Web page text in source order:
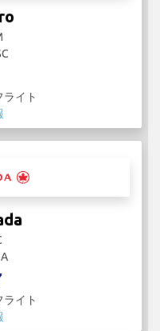
イト
イト